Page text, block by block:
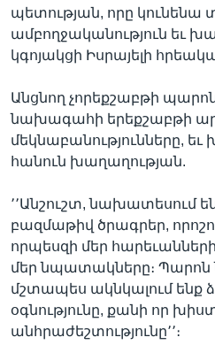
պետության, որը կունենա
ամբողջականություն եւ
կգոյակցի Իսրայելի
Անցնող չորեքշաբթի
նախագահի երեքշաբթի
մեկնաբանությունները,
հանուն խաղաղության.
՚՚Անշուշտ, նախատեսում
բազմաթիվ ծրագրեր,
որպեսզի մեր
մեր նպատակները։
մշտապես ակնկալում ենք
օգնությունը, քանի որ
անհրաժեշտությունը՚՚։